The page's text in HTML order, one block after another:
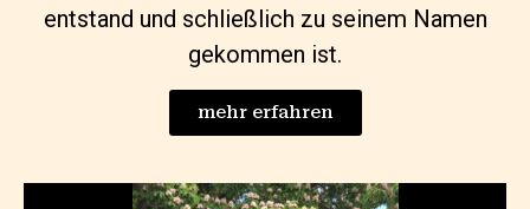
entstand und schließlich zu seinem Namen
gekommen ist.
mehr erfahren